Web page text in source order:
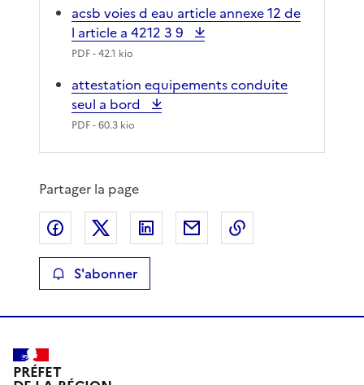
acsb voies d eau article annexe 12 de
l article a 4212 3 9
PDF- 42.1 kio
attestation equipements conduite
seul a bord
PDF- 60.3 kio
Partager la page
Partager sur Facebook
Partager sur XPartager sur LinkedIn
Partager par email
S'abonner
PRÉFET